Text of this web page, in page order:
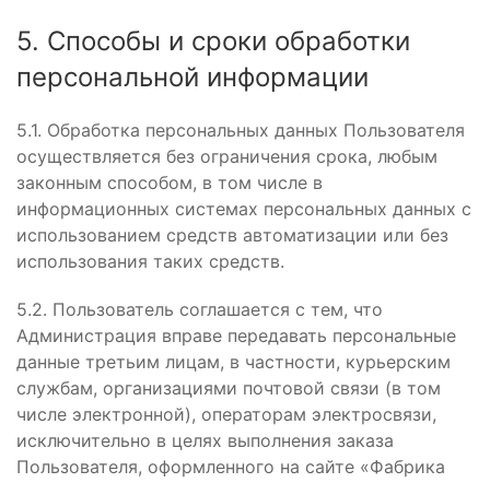
5. Способы и сроки обработки
персональной информации
5.1. Обработка персональных данных Пользователя
осуществляется без ограничения срока, любым
законным способом, в том числе в
информационных системах персональных данных с
использованием средств автоматизации или без
использования таких средств.
5.2. Пользователь соглашается с тем, что
Администрация вправе передавать персональные
данные третьим лицам, в частности, курьерским
службам, организациями почтовой связи (в том
числе электронной), операторам электросвязи,
исключительно в целях выполнения заказа
Пользователя, оформленного на сайте «Фабрика